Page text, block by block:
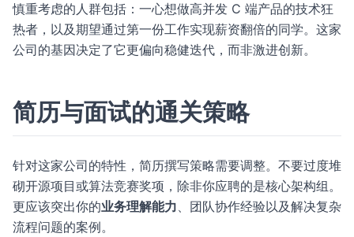
慎重考虑的人群包括：一心想做高并发 C 端产品的技术狂
热者，以及期望通过第一份工作实现薪资翻倍的同学。这家
公司的基因决定了它更偏向稳健迭代，而非激进创新。
简历与面试的通关策略
针对这家公司的特性，简历撰写策略需要调整。不要过度堆
砌开源项目或算法竞赛奖项，除非你应聘的是核心架构组。
更应该突出你的业务理解能力、团队协作经验以及解决复杂
流程问题的案例。